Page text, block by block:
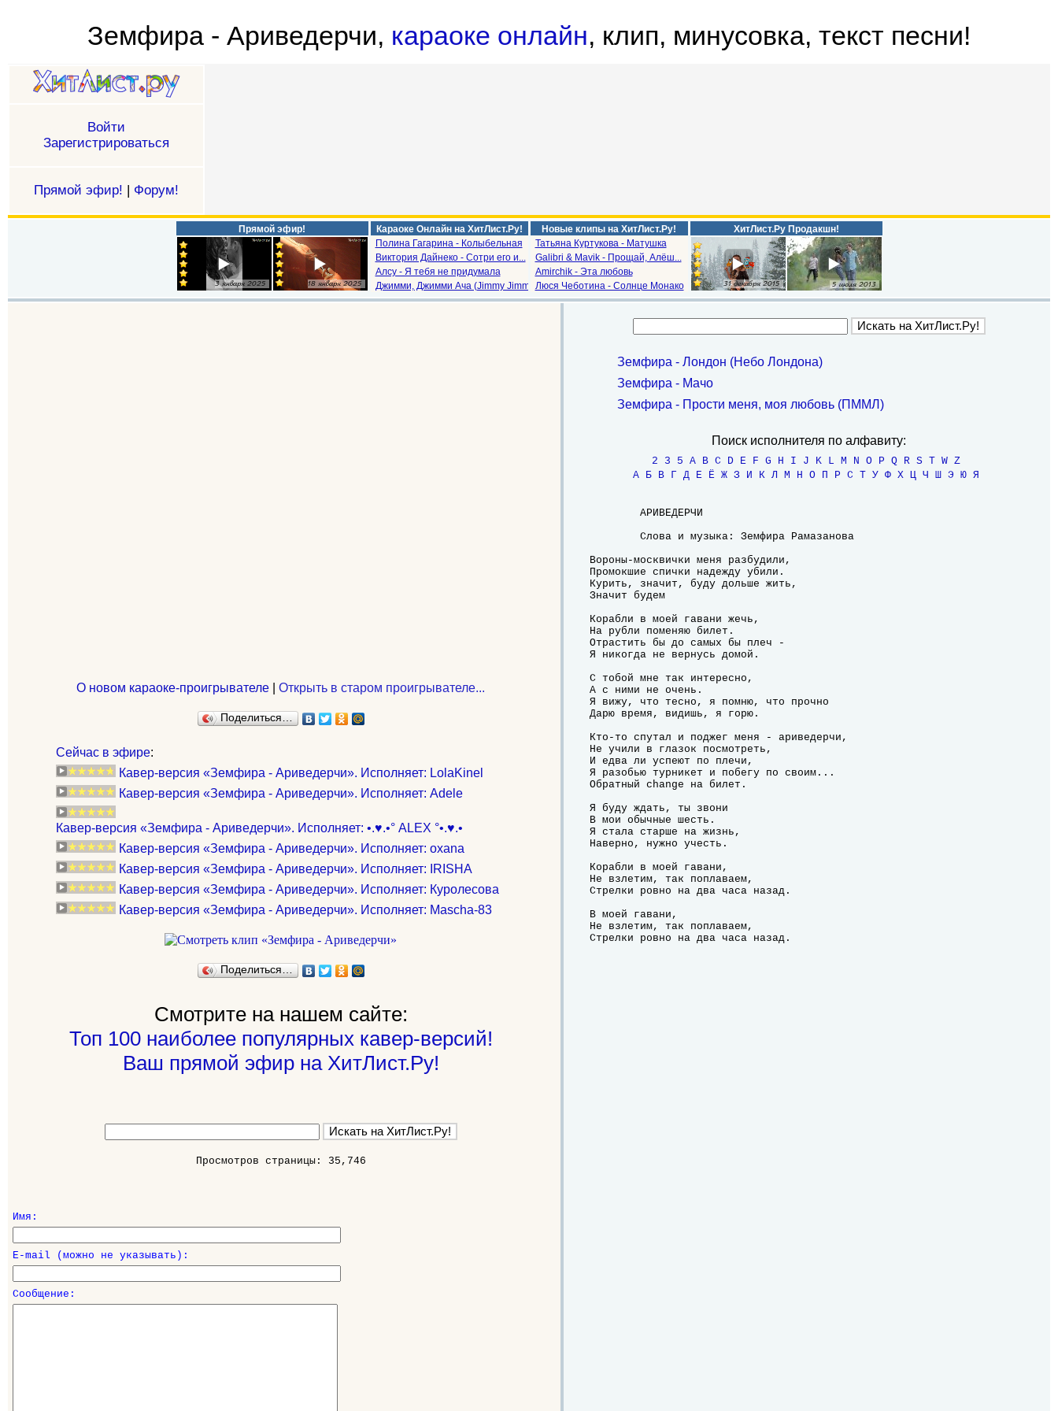
Земфира - Ариведерчи, караоке онлайн, клип, минусовка, текст песни!
Войти
Зарегистрироваться
Прямой эфир! | Форум!
Прямой эфир!
Караоке Онлайн на ХитЛист.Ру!
Полина Гагарина - Колыбельная
Виктория Дайнеко - Сотри его и...
Алсу - Я тебя не придумала
Джимми, Джимми Ача (Jimmy Jimm...
Новые клипы на ХитЛист.Ру!
Татьяна Куртукова - Матушка
Galibri & Mavik - Прощай, Алёш...
Amirchik - Эта любовь
Люся Чеботина - Солнце Монако
ХитЛист.Ру Продакшн!
О новом караоке-проигрывателе |Открыть в старом проигрывателе...
Поделиться…
Сейчас в эфире:
Кавер-версия «Земфира - Ариведерчи». Исполняет: LolaKinel
Кавер-версия «Земфира - Ариведерчи». Исполняет: Adelе
Кавер-версия «Земфира - Ариведерчи». Исполняет: •.♥.•° ALEX °•.♥.•
Кавер-версия «Земфира - Ариведерчи». Исполняет: oxana
Кавер-версия «Земфира - Ариведерчи». Исполняет: IRISHA
Кавер-версия «Земфира - Ариведерчи». Исполняет: Куролесова
Кавер-версия «Земфира - Ариведерчи». Исполняет: Mascha-83
Поделиться…
Смотрите на нашем сайте:
Топ 100 наиболее популярных кавер-версий!
Ваш прямой эфир на ХитЛист.Ру!
Просмотров страницы: 35,746
Имя:
E-mail (можно не указывать):
Сообщение:
Земфира - Лондон (Небо Лондона)
Земфира - Мачо
Земфира - Прости меня, моя любовь (ПММЛ)
Поиск исполнителя по алфавиту:
2 3 5 A B C D E F G H I J K L M N O P Q R S T W Z
А
Б В Г Д Е Ё Ж З И К Л М Н О П Р С Т У Ф Х Ц Ч Ш Э Ю Я
Вороны-москвички меня разбудили,
Промокшие спички надежду убили.
Курить, значит, буду дольше жить,
Значит будем
Корабли в моей гавани жечь,
На рубли поменяю билет.
Отрастить бы до самых бы плеч -
Я никогда не вернусь домой.
С тобой мне так интересно,
А с ними не очень.
Я вижу, что тесно, я помню, что прочно
Дарю время, видишь, я горю.
Кто-то спутал и поджег меня - ариведерчи,
Не учили в глазок посмотреть,
И едва ли успеют по плечи,
Я разобью турникет и побегу по своим...
Обратный change на билет.
Я буду ждать, ты звони
В мои обычные шесть.
Я стала старше на жизнь,
Наверно, нужно учесть.
Корабли в моей гавани,
Не взлетим, так поплаваем,
Стрелки ровно на два часа назад.
В моей гавани,
Не взлетим, так поплаваем,
Стрелки ровно на два часа назад.